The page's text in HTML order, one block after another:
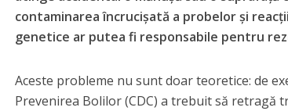
contaminarea încrucișată a probelor și
genetice ar putea fi responsabile pentru
Aceste probleme nu sunt doar teoretice: de
Prevenirea Bolilor (CDC) a trebuit să retragă